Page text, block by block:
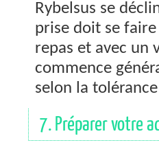
Rybelsus se
prise doit se
repas et avec un
commence
selon la
7. Préparer votre